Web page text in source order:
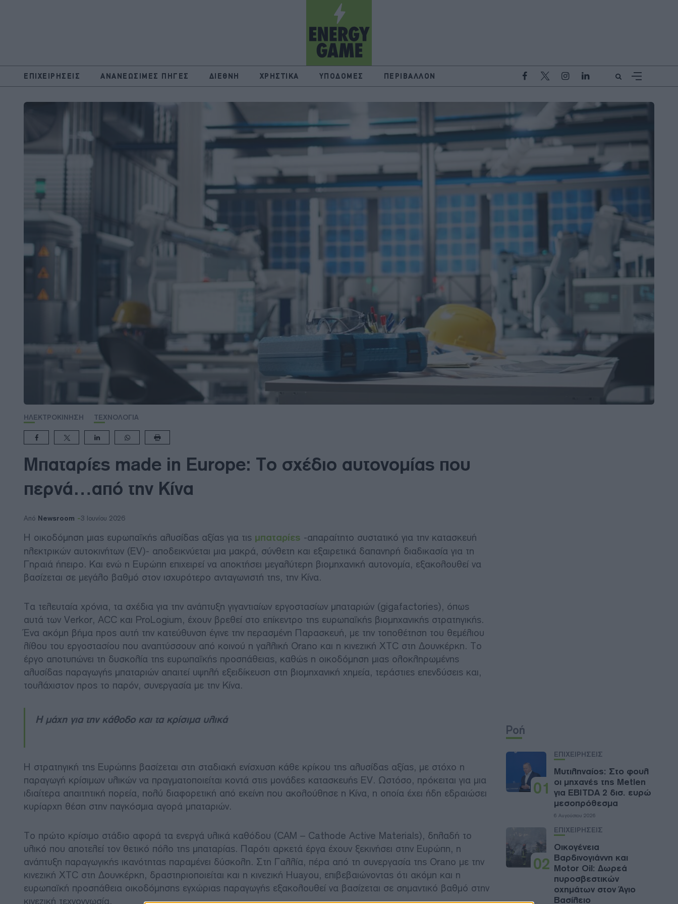
ΕΠΙΧΕΙΡΗΣΕΙΣ ΑΝΑΝΕΩΣΙΜΕΣ ΠΗΓΕΣ ΔΙΕΘΝΗ ΧΡΗΣΤΙΚΑ ΥΠΟΔΟΜΕΣ ΠΕΡΙΒΑΛΛΟΝ
ΗΛΕΚΤΡΟΚΙΝΗΣΗ ΤΕΧΝΟΛΟΓΙΑ
Μπαταρίες made in Europe: Το σχέδιο αυτονομίας που
περνά…από την Κίνα
Από Newsroom 3 Ιουνίου 2026
Η οικοδόμηση μιας ευρωπαϊκής αλυσίδας αξίας για τις μπαταρίες -απαραίτητο συστατικό για την κατασκευή
ηλεκτρικών αυτοκινήτων (EV)- αποδεικνύεται μια μακρά, σύνθετη και εξαιρετικά δαπανηρή διαδικασία για τη
Γηραιά ήπειρο. Και ενώ η Ευρώπη επιχειρεί να αποκτήσει μεγαλύτερη βιομηχανική αυτονομία, εξακολουθεί να
βασίζεται σε μεγάλο βαθμό στον ισχυρότερο ανταγωνιστή της, την Κίνα.
Τα τελευταία χρόνια, τα σχέδια για την ανάπτυξη γιγαντιαίων εργοστασίων μπαταριών (gigafactories), όπως
αυτά των Verkor, ACC και ProLogium, έχουν βρεθεί στο επίκεντρο της ευρωπαϊκής βιομηχανικής στρατηγικής.
Ένα ακόμη βήμα προς αυτή την κατεύθυνση έγινε την περασμένη Παρασκευή, με την τοποθέτηση του θεμέλιου
λίθου του εργοστασίου που αναπτύσσουν από κοινού η γαλλική Orano και η κινεζική XTC στη Δουνκέρκη. Το
έργο αποτυπώνει τη δυσκολία της ευρωπαϊκής προσπάθειας, καθώς η οικοδόμηση μιας ολοκληρωμένης
αλυσίδας παραγωγής μπαταριών απαιτεί υψηλή εξειδίκευση στη βιομηχανική χημεία, τεράστιες επενδύσεις και,
τουλάχιστον προς το παρόν, συνεργασία με την Κίνα.
Η μάχη για την κάθοδο και τα κρίσιμα υλικά
Η στρατηγική της Ευρώπης βασίζεται στη σταδιακή ενίσχυση κάθε κρίκου της αλυσίδας αξίας, με στόχο η
παραγωγή κρίσιμων υλικών να πραγματοποιείται κοντά στις μονάδες κατασκευής EV. Ωστόσο, πρόκειται για μια
ιδιαίτερα απαιτητική πορεία, πολύ διαφορετική από εκείνη που ακολούθησε η Κίνα, η οποία έχει ήδη εδραιώσει
κυρίαρχη θέση στην παγκόσμια αγορά μπαταριών.
Το πρώτο κρίσιμο στάδιο αφορά τα ενεργά υλικά καθόδου (CAM – Cathode Active Materials), δηλαδή το
υλικό που αποτελεί τον θετικό πόλο της μπαταρίας. Παρότι αρκετά έργα έχουν ξεκινήσει στην Ευρώπη, η
ανάπτυξη παραγωγικής ικανότητας παραμένει δύσκολη. Στη Γαλλία, πέρα από τη συνεργασία της Orano με την
κινεζική XTC στη Δουνκέρκη, δραστηριοποιείται και η κινεζική Huayou, επιβεβαιώνοντας ότι ακόμη και η
ευρωπαϊκή προσπάθεια οικοδόμησης εγχώριας παραγωγής εξακολουθεί να βασίζεται σε σημαντικό βαθμό στην
κινεζική τεχνογνωσία.
Ροή
01
ΕΠΙΧΕΙΡΗΣΕΙΣ
Μυτιληναίος: Στο φουλ
οι μηχανές της Metlen
για EBITDA 2 δισ. ευρώ
μεσοπρόθεσμα
6 Αυγούστου 2026
02
ΕΠΙΧΕΙΡΗΣΕΙΣ
Οικογένεια
Βαρδινογιάννη και
Motor Oil: Δωρεά
πυροσβεστικών
οχημάτων στον Άγιο
Βασίλειο